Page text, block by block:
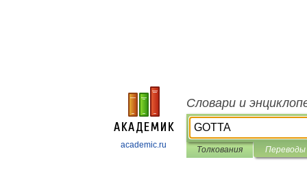
academic.ru
Словари и
Толкования Переводы